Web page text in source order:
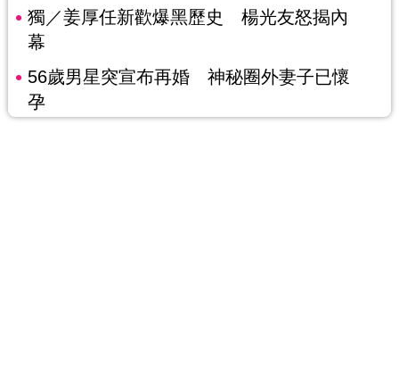
獨／姜厚任新歡爆黑歷史 楊光友怒揭內
幕
56歲男星突宣布再婚 神秘圈外妻子已懷
孕